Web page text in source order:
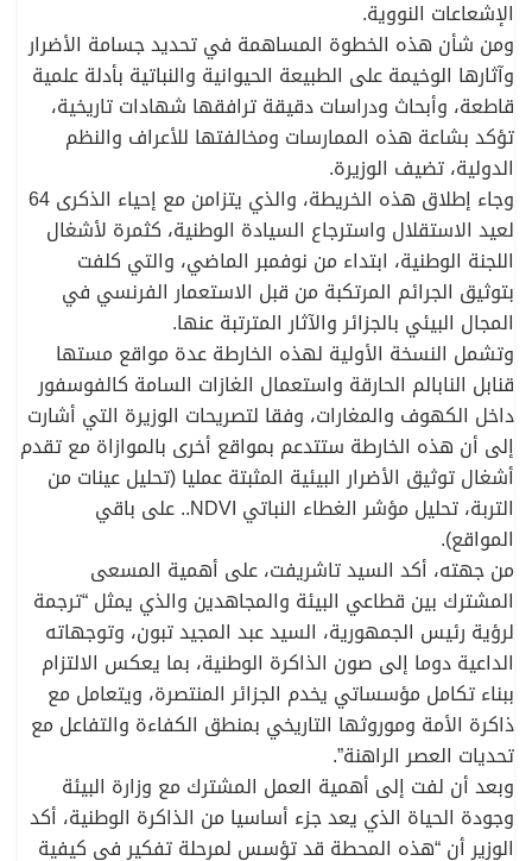
الإشعاعات النووية.
ومن شأن هذه الخطوة المساهمة في تحديد جسامة الأضرار
وآثارها الوخيمة على الطبيعة الحيوانية والنباتية بأدلة علمية
قاطعة، وأبحاث ودراسات دقيقة ترافقها شهادات تاريخية،
تؤكد بشاعة هذه الممارسات ومخالفتها للأعراف والنظم
الدولية، تضيف الوزيرة.
وجاء إطلاق هذه الخريطة، والذي يتزامن مع إحياء الذكرى 64
لعيد الاستقلال واسترجاع السيادة الوطنية، كثمرة لأشغال
اللجنة الوطنية، ابتداء من نوفمبر الماضي، والتي كلفت
بتوثيق الجرائم المرتكبة من قبل الاستعمار الفرنسي في
المجال البيئي بالجزائر والآثار المترتبة عنها.
وتشمل النسخة الأولية لهذه الخارطة عدة مواقع مستها
قنابل النابالم الحارقة واستعمال الغازات السامة كالفوسفور
داخل الكهوف والمغارات، وفقا لتصريحات الوزيرة التي أشارت
إلى أن هذه الخارطة ستتدعم بمواقع أخرى بالموازاة مع تقدم
أشغال توثيق الأضرار البيئية المثبتة عمليا (تحليل عينات من
التربة، تحليل مؤشر الغطاء النباتي NDVI.. على باقي
المواقع).
من جهته، أكد السيد تاشريفت، على أهمية المسعى
المشترك بين قطاعي البيئة والمجاهدين والذي يمثل “ترجمة
لرؤية رئيس الجمهورية، السيد عبد المجيد تبون، وتوجهاته
الداعية دوما إلى صون الذاكرة الوطنية، بما يعكس الالتزام
ببناء تكامل مؤسساتي يخدم الجزائر المنتصرة، ويتعامل مع
ذاكرة الأمة وموروثها التاريخي بمنطق الكفاءة والتفاعل مع
تحديات العصر الراهنة”.
وبعد أن لفت إلى أهمية العمل المشترك مع وزارة البيئة
وجودة الحياة الذي يعد جزء أساسيا من الذاكرة الوطنية، أكد
الوزير أن “هذه المحطة قد تؤسس لمرحلة تفكير في كيفية